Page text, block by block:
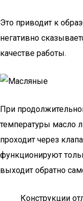
Это приводит к
негативно
качестве работы.
При
температуры масло
проходит через
функционируют
выходит обратно
Конструкции